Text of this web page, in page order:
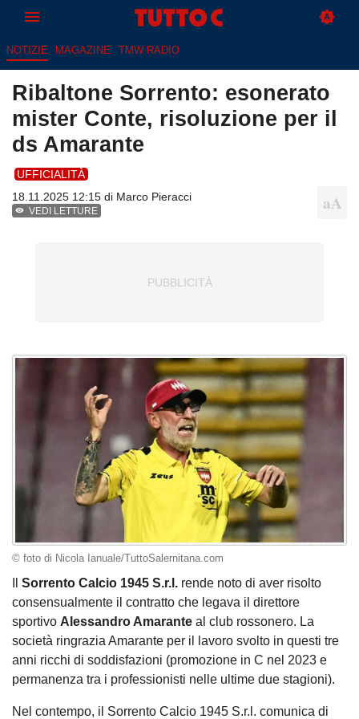
NOTIZIE MAGAZINE TMW RADIO
Ribaltone Sorrento: esonerato
mister Conte, risoluzione per il
ds Amarante
UFFICIALITÀ
18.11.2025 12:15 di Marco Pieracci
VEDI LETTURE
© foto di Nicola Ianuale/TuttoSalernitana.com
Sorrento Calcio 1945 S.r.l. rende noto di aver risolto
consensualmente il contratto che legava il direttore
sportivo Alessandro Amarante al club rossonero. La
società ringrazia Amarante per il lavoro svolto in questi tre
anni ricchi di soddisfazioni (promozione in C nel 2023 e
permanenza tra i professionisti nelle ultime due stagioni).
Nel contempo, il Sorrento Calcio 1945 S.r.l. comunica di